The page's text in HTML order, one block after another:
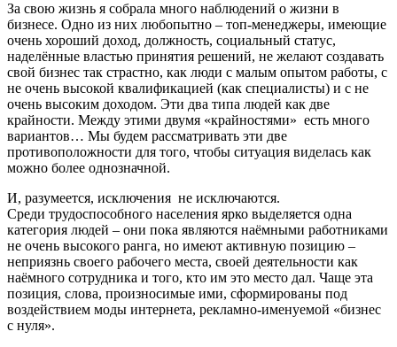
За свою жизнь я собрала много наблюдений о жизни в
бизнесе. Одно из них любопытно – топ-менеджеры, имеющие
очень хороший доход, должность, социальный статус,
наделённые властью принятия решений, не желают создавать
свой бизнес так страстно, как люди с малым опытом работы, с
не очень высокой квалификацией (как специалисты) и с не
очень высоким доходом. Эти два типа людей как две
крайности. Между этими двумя «крайностями» есть много
вариантов… Мы будем рассматривать эти две
противоположности для того, чтобы ситуация виделась как
можно более однозначной.
И, разумеется, исключения не исключаются.
Среди трудоспособного населения ярко выделяется одна
категория людей – они пока являются наёмными работниками
не очень высокого ранга, но имеют активную позицию –
неприязнь своего рабочего места, своей деятельности как
наёмного сотрудника и того, кто им это место дал. Чаще эта
позиция, слова, произносимые ими, сформированы под
воздействием моды интернета, рекламно-именуемой «бизнес
с нуля».